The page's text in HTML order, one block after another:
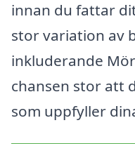
innan du fattar
stor variation av
inkluderande
chansen stor att
som uppfyller